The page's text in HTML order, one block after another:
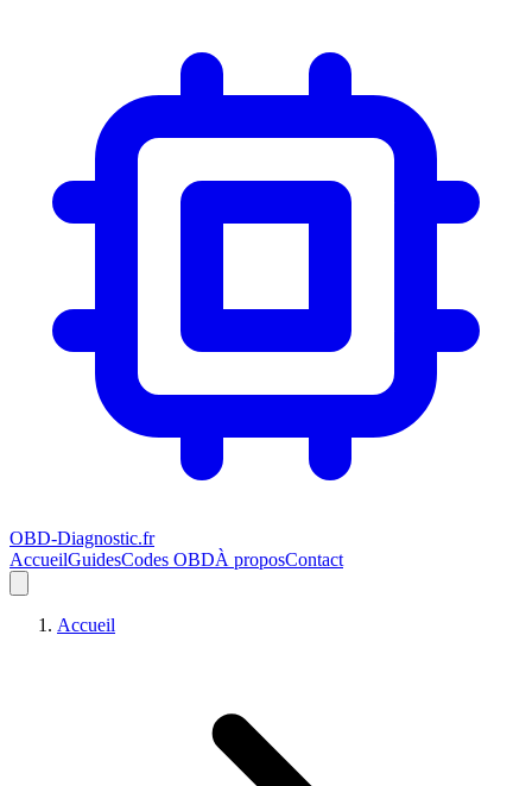
OBD-Diagnostic.fr
AccueilGuidesCodes OBDÀ proposContact
Accueil